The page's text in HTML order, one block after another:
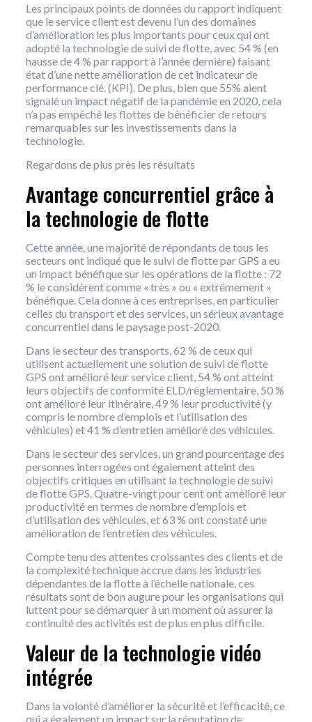
Les principaux points de données du rapport indiquent
que le service client est devenu l’un des domaines
d’amélioration les plus importants pour ceux qui ont
adopté la technologie de suivi de flotte, avec 54 % (en
hausse de 4 % par rapport à l’année dernière) faisant
état d’une nette amélioration de cet indicateur de
performance clé. (KPI). De plus, bien que 55% aient
signalé un impact négatif de la pandémie en 2020, cela
n’a pas empêché les flottes de bénéficier de retours
remarquables sur les investissements dans la
technologie.
Regardons de plus près les résultats
Avantage concurrentiel grâce à
la technologie de flotte
Cette année, une majorité de répondants de tous les
secteurs ont indiqué que le suivi de flotte par GPS a eu
un impact bénéfique sur les opérations de la flotte : 72
% le considèrent comme « très » ou « extrêmement »
bénéfique. Cela donne à ces entreprises, en particulier
celles du transport et des services, un sérieux avantage
concurrentiel dans le paysage post-2020.
Dans le secteur des transports, 62 % de ceux qui
utilisent actuellement une solution de suivi de flotte
GPS ont amélioré leur service client, 54 % ont atteint
leurs objectifs de conformité ELD/réglementaire, 50 %
ont amélioré leur itinéraire, 49 % leur productivité (y
compris le nombre d’emplois et l’utilisation des
véhicules) et 41 % d’entretien amélioré des véhicules.
Dans le secteur des services, un grand pourcentage des
personnes interrogées ont également atteint des
objectifs critiques en utilisant la technologie de suivi
de flotte GPS. Quatre-vingt pour cent ont amélioré leur
productivité en termes de nombre d’emplois et
d’utilisation des véhicules, et 63 % ont constaté une
amélioration de l’entretien des véhicules.
Compte tenu des attentes croissantes des clients et de
la complexité technique accrue dans les industries
dépendantes de la flotte à l’échelle nationale, ces
résultats sont de bon augure pour les organisations qui
luttent pour se démarquer à un moment où assurer la
continuité des activités est de plus en plus difficile.
Valeur de la technologie vidéo
intégrée
Dans la volonté d’améliorer la sécurité et l’efficacité, ce
qui a également un impact sur la réputation de